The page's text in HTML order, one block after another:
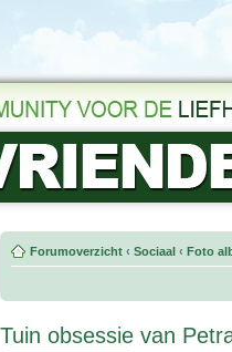
Forumoverzicht ‹ Sociaal ‹ Foto
Tuin obsessie van